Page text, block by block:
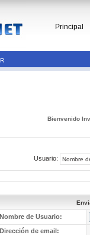
Principal
Bienvenido
Usuario:
Nombre de Usuario:
Dirección de email: